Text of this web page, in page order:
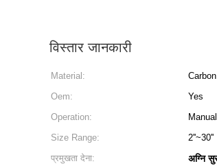
विस्तार जानकारी
Material:
Oem:
Yes
Operation:
Size Range:
2''~30''
प्रमुखता देना:
अग्नि